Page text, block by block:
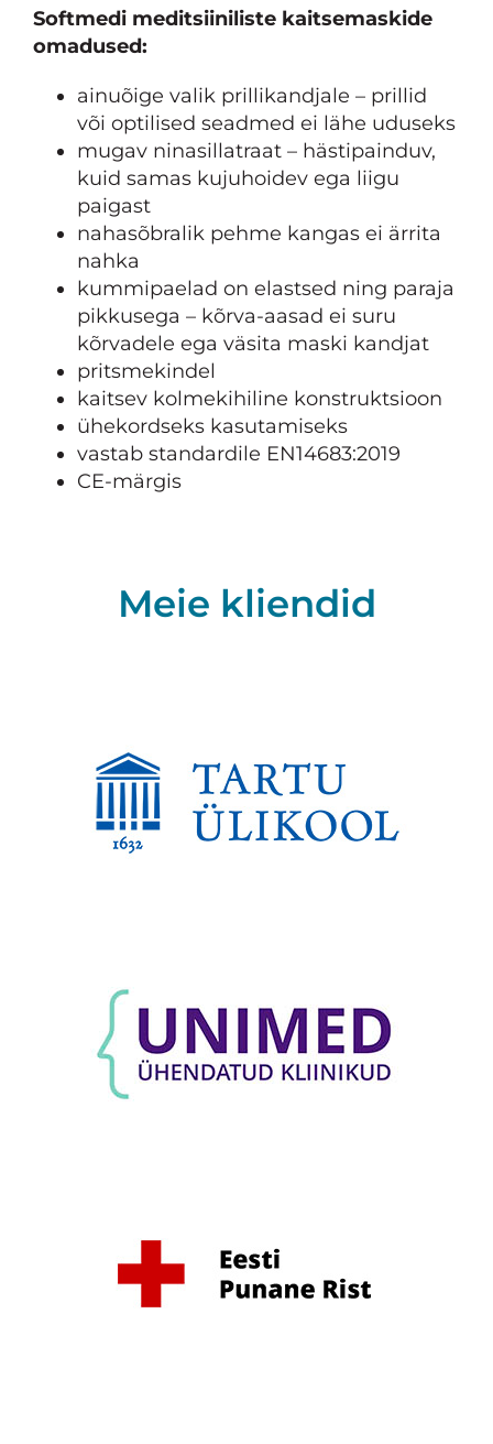
Softmedi meditsiiniliste kaitsemaskide
omadused:
ainuõige valik prillikandjale – prillid
või optilised seadmed ei lähe uduseks
mugav ninasillatraat – hästipainduv,
kuid samas kujuhoidev ega liigu
paigast
nahasõbralik pehme kangas ei ärrita
nahka
kummipaelad on elastsed ning paraja
pikkusega – kõrva-aasad ei suru
kõrvadele ega väsita maski kandjat
pritsmekindel
kaitsev kolmekihiline konstruktsioon
ühekordseks kasutamiseks
vastab standardile EN14683:2019
CE-märgis
Meie kliendid